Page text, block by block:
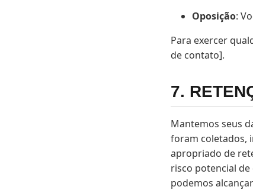
Oposição:
Para exercer
de contato].
7.
Mantemos seus
foram coletados,
apropriado de
risco potencial
podemos